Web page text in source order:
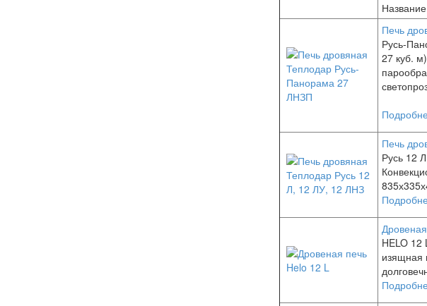
Название
Печь
Русь-
27 куб.
Печь
Русь 12
HELO 12
изящная